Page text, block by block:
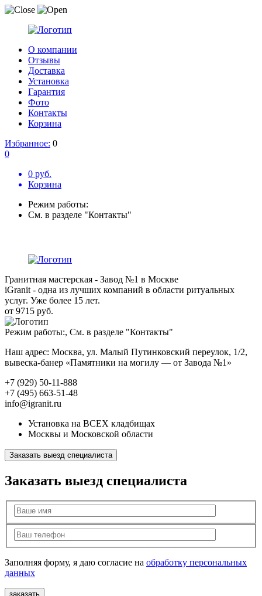
О компании
Отзывы
Доставка
Установка
Гарантия
Фото
Контакты
Корзина
Избранное: 0
0
0 руб.
Корзина
Режим работы:
См. в разделе "Контакты"
Гранитная мастерская - Завод №1 в Москве
iGranit - одна из лучших компаний в области ритуальных
услуг. Уже более 15 лет.
от 9715 руб.
Режим работы:, См. в разделе "Контакты"
Наш адрес: Москва, ул. Малый Путинковский переулок, 1/2,
вывеска-банер «Памятники на могилу — от Завода №1»
+7 (929) 50-11-888
+7 (495) 663-51-48
info@igranit.ru
Установка на ВСЕХ кладбищах
Москвы и Московской области
Заказать выезд специалиста
Заказать выезд специалиста
Заполняя форму, я даю согласие на обработку персональных
данных